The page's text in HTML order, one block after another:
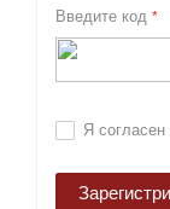
Введите код *
Я согласен